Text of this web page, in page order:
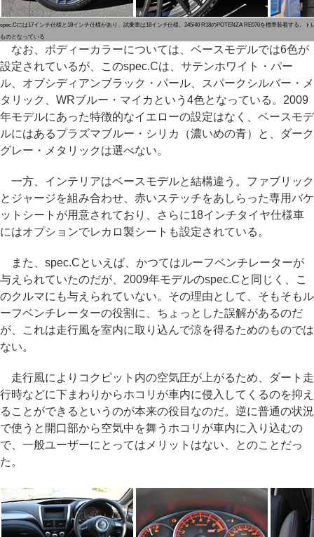
spec.Cには17インチ仕様と18インチ仕様があり、試乗車は18インチ仕様。245/40 R18のPOTENZA RE070を標準装着する。
ものとなっている
なお、ボディーカラーについては、ベースモデルでは6色が
設定されているが、このspec.Cは、サテンホワイト・パー
ル、オブシディアンブラック・パール、スパークシルバー・メ
タリック、WRブルー・マイカという4色となっている。2009
年モデルにあった特徴的なイエローの設定はなく、ベースモデ
ルにはあるプラズマブルー・シリカ（濃いめの青）と、ダーク
グレー・メタリックは選べない。
一方、インテリアはベースモデルと結構違う。ファブリック
とジャージを組み合わせ、赤いステッチをあしらった専用バケ
ットシートが用意されており、さらに18インチタイヤ仕様車
にはオプションでレカロ製シートも設定されている。
また、spec.Cといえば、かつてはルーフベンチレーターが
与えられていたのだが、2009年モデルのspec.Cと同じく、こ
のクルマにも与えられていない。その理由として、そもそもル
ーフベンチレーターの役割に、ちょっとした誤解があるのだ
が、これは走行風を室内に取り込んで涼を得るためのものでは
ない。
走行風によりコクピット内の空気圧が上がるため、ダート走
行時などに下まわりからホコリが車内に侵入してくるのを抑え
ることができるというのが本来の役目なのだ。逆に普通の状況
で使うと開口部から空気中を舞うホコリが車内に入り込むの
で、一般ユーザーにとってはメリットはない、とのことだっ
た。